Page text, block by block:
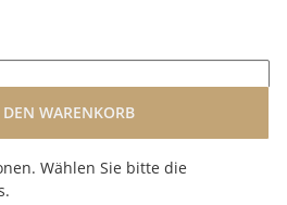
WARENKORB
Wählen Sie bitte die